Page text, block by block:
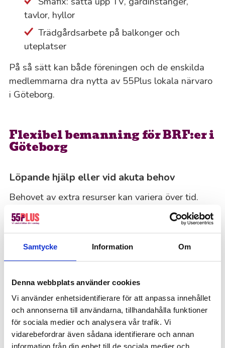
Samtycke Information Om
Denna webbplats använder cookies
Vi använder enhetsidentifierare för att anpassa innehållet
och annonserna till användarna, tillhandahålla funktioner
för sociala medier och analysera vår trafik. Vi
vidarebefordrar även sådana identifierare och annan
information från din enhet till de sociala medier och
tavlor, hyllor
Trädgårdsarbete på balkonger och
uteplatser
På så sätt kan både föreningen och de enskilda
medlemmarna dra nytta av 55Plus lokala närvaro
i Göteborg.
Flexibel bemanning för BRF:er i
Göteborg
Löpande hjälp eller vid akuta behov
Behovet av extra resurser kan variera över tid.
Kanske behöver ni hjälp löpande med
fastighetsskötsel och trappstädning, eller så
är sjuk eller på semester. Vi på 55Plus erbjuder
flexibel bemanning som anpassas helt efter er
förenings situation.
Vi hjälper er med:
Löpande bemanning för fastighetsskötsel
och vaktmästeri